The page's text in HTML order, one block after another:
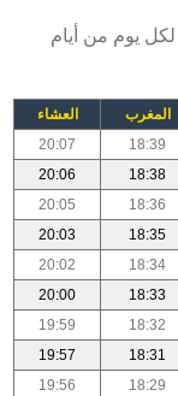
لكل يوم من أيام
المغرب
العشاء
18:39
20:07
18:38
20:06
18:36
20:05
18:35
20:03
18:34
20:02
18:33
20:00
18:32
19:59
18:31
19:57
18:29
19:56